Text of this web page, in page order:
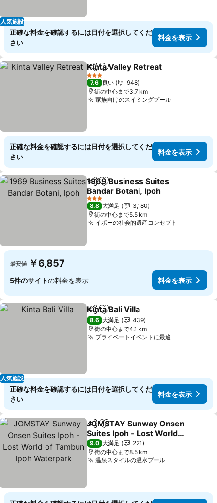
人気施設
正確な料金を確認するには日付を選択してくだ
さい
料金を表示
シェアお気に入りに追加
Kinta Valley Retreat
3 ホテルのランク
7.6 良い
948
街の中心まで3.7 km
家族向けのスイミングプール料金を表示
正確な料金を確認するには日付を選択してくだ
さい
料金を表示
シェアお気に入りに追加
1969 Business Suites
Bandar Botani, Ipoh
料金を表示
3 ホテルのランク
8.8 大満足
3,180
街の中心まで5.5 km
イポーの社会的遺産コンセプト
最安値 ￥6,857
5件のサイトの料金を表示 料金を表示
人気施設
シェアお気に入りに追加
Kinta Bali Villa
8.6 大満足
439
街の中心まで4.1 km
プライベートイベントに最適
正確な料金を確認するには日付を選択してくだ
さい
料金を表示
シェアお気に入りに追加
JOMSTAY Sunway Onsen
Suites Ipoh - Lost World
of Tambun Ipoh
Waterpark
料金を表示
9.0 大満足
221
街の中心まで8.5 km
温泉スタイルの温水プール料金を表示